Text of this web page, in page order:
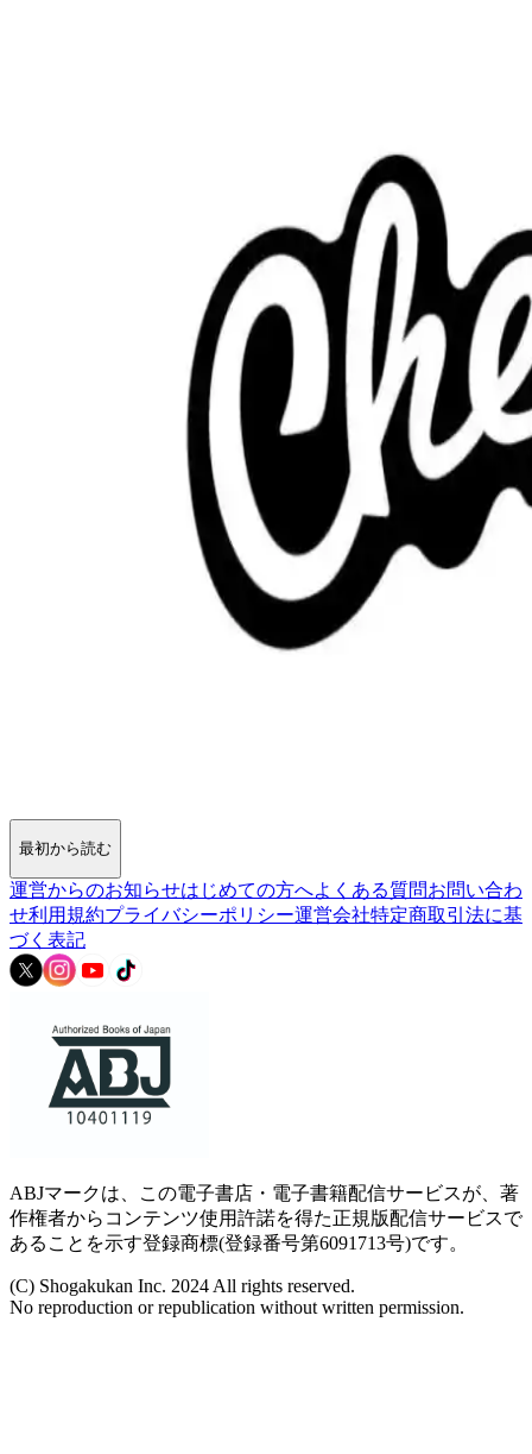
最初から読む
運営からのお知らせはじめての方へよくある質問お問い合わ
せ利用規約プライバシーポリシー運営会社特定商取引法に基
づく表記
ABJマークは、この電子書店・電子書籍配信サービスが、著
作権者からコンテンツ使用許諾を得た正規版配信サービスで
あることを示す登録商標(登録番号第6091713号)です。
(C) Shogakukan Inc. 2024 All rights reserved.
No reproduction or republication without written permission.